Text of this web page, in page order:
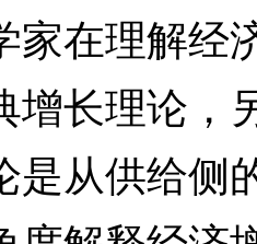
在理解经
增长理论，
是从供给侧